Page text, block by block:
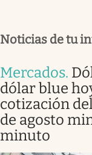
Noticias de tu
Mercados.
dólar blue
cotización
de agosto
minuto